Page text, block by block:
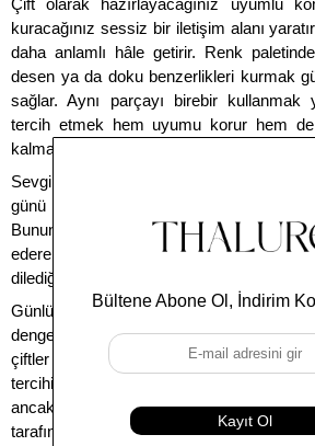
Çift olarak hazırlayacağınız uyumlu
kuracağınız sessiz bir iletişim alanı
daha anlamlı hâle getirir. Renk
desen ya da doku benzerlikleri kurmak
sağlar. Aynı parçayı birebir kullanmak
tercih etmek hem uyumu korur hem
kalmasına yardımcı olur.
Sevgililer Günü, çiftlerin bu estetik
günü daha özel bir deneyime
Bununla birlikte, aynı parçaları da çift
ederek hem kendiniz için sevimli bir anı
dilediğiniz gibi unutulmaz şekilde
Günlük planlar için oluşturacağınız
dengesini birlikte düşünebilirsiniz. Jean
çiftler için ortak bir zemin oluştururken
tercihiyle benzerlik pekiştirilebilir. Ton
ancak etkili bir görünüm sunmada
tarafında seçilen kadın blazer,